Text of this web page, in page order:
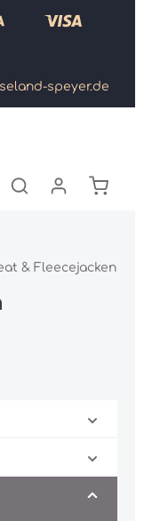
speyer.de
& Fleecejacken